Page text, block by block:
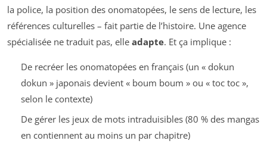
la police, la position des onomatopées, le sens de lecture, les
références culturelles – fait partie de l’histoire. Une agence
spécialisée ne traduit pas, elle adapte. Et ça implique :
De recréer les onomatopées en français (un « dokun
dokun » japonais devient « boum boum » ou « toc toc »,
selon le contexte)
De gérer les jeux de mots intraduisibles (80 % des mangas
en contiennent au moins un par chapitre)